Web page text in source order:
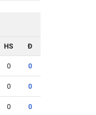
HS Đ
0 0
0 0
0 0